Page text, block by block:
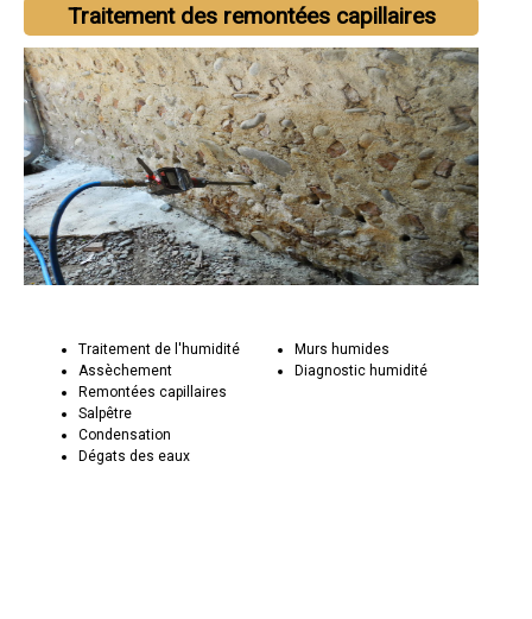
Traitement des remontées capillaires
Traitement de l'humidité
Assèchement
Remontées capillaires
Salpêtre
Condensation
Dégats des eaux
Murs humides
Diagnostic humidité